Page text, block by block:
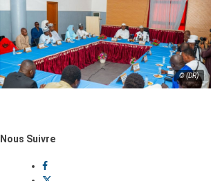
© (DR)
Nous Suivre